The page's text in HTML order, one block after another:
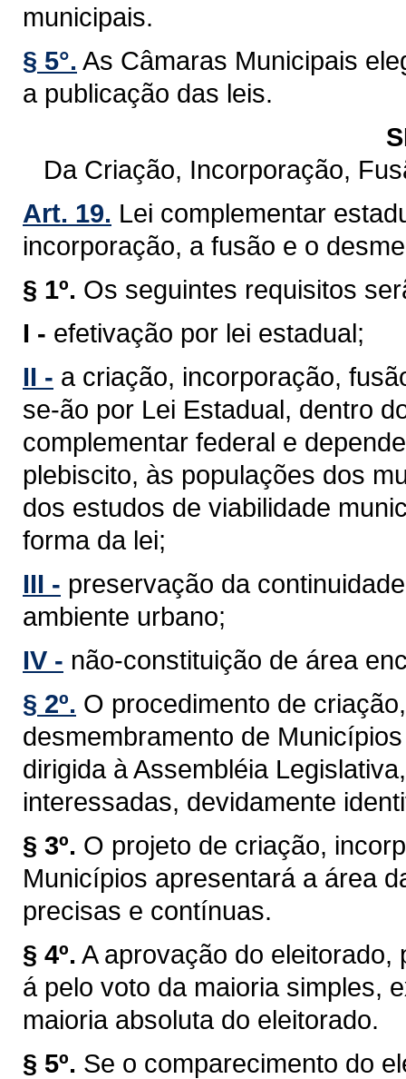
municipais.
§ 5°. As Câmaras Municipais
a publicação das leis.
Da Criação, Incorporação,
Art. 19. Lei complementar
incorporação, a fusão e o
§ 1º. Os seguintes requisitos
I - efetivação por lei estadual;
II - a criação, incorporação,
se-ão por Lei Estadual, dentro
complementar federal e
plebiscito, às populações dos
dos estudos de viabilidade
forma da lei;
III - preservação da
ambiente urbano;
IV - não-constituição de área
§ 2º. O procedimento de
desmembramento de
dirigida à Assembléia
interessadas, devidamente
§ 3º. O projeto de criação,
Municípios apresentará a área
precisas e contínuas.
§ 4º. A aprovação do eleitorado,
á pelo voto da maioria simples,
maioria absoluta do eleitorado.
§ 5º. Se o comparecimento do